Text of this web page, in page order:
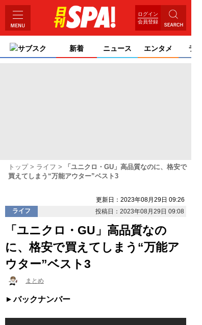
ログイン
会員登録
サブスク 新着 ニュース エンタメ ライ
トップ ライフ
「ユニクロ・GU」高品質なのに、格安で
買えてしまう“万能アウター”ベスト3
更新日：2023年08月29日 09:26
ライフ
投稿日：2023年08月29日 09:08
「ユニクロ・GU」高品質なの
に、格安で買えてしまう“万能ア
ウター”ベスト3
まとめ
バックナンバー